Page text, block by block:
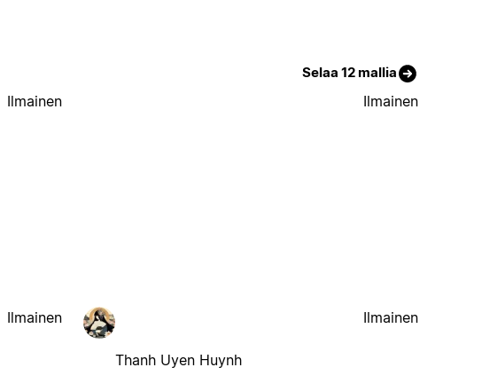
Selaa 12 mallia
Ilmainen Ilmainen
Ilmainen
Thanh Uyen Huynh
Ilmainen